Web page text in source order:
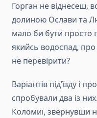
Горган не віднесеш,
долиною Ослави та
мало би бути просто
якийсь водоспад, про
не перевірити?
Варіантів під’їзду і
спробували два із
Коломиї, звернувши